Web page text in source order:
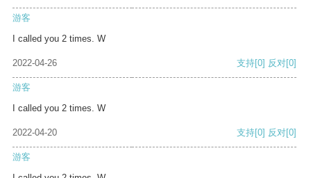
游客
I called you 2 times. W
2022-04-26 支持[0] 反对[0]
游客
I called you 2 times. W
2022-04-20 支持[0] 反对[0]
游客